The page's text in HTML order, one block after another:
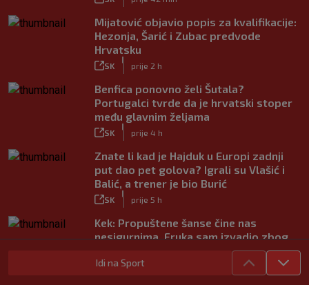
Mijatović objavio popis za kvalifikacije:
Hezonja, Šarić i Zubac predvode
Hrvatsku
SK prije 2 h
Benfica ponovno želi Šutala?
Portugalci tvrde da je hrvatski stoper
među glavnim željama
SK prije 4 h
Znate li kad je Hajduk u Europi zadnji
put dao pet golova? Igrali su Vlašić i
Balić, a trener je bio Burić
SK prije 5 h
Kek: Propuštene šanse čine nas
nesigurnima. Fruka sam izvadio zbog
ozljede, pripremamo se na život bez
njega
Idi na Sport